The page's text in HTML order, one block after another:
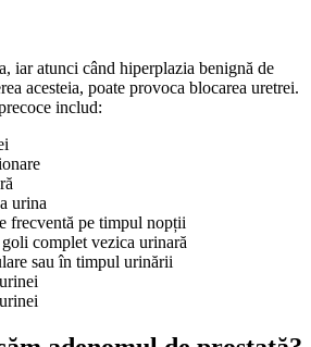
iar atunci când hiperplazia benignă de
acesteia, poate provoca blocarea uretrei.
includ:
urina
frecventă pe timpul nopții
complet vezica urinară
sau în timpul urinării